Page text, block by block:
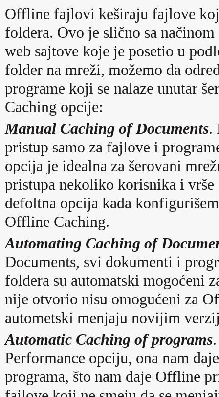
Offline fajlovi keširaju fajlove
foldera. Ovo je slično sa
web sajtove koje je posetio u
folder na mreži, možemo da
programe koji se nalaze unutar
Caching opcije:
Manual Caching of Documents.
pristup samo za fajlove i
opcija je idealna za šerovani
pristupa nekoliko korisnika i vrše
defoltna opcija kada
Offline Caching.
Automating Caching of
Documents, svi dokumenti i
foldera su automatski mogoćeni
nije otvorio nisu omogućeni za
autometski menjaju novijim
Automatic Caching of programs
Performance opciju, ona nam
programa, što nam daje Offline